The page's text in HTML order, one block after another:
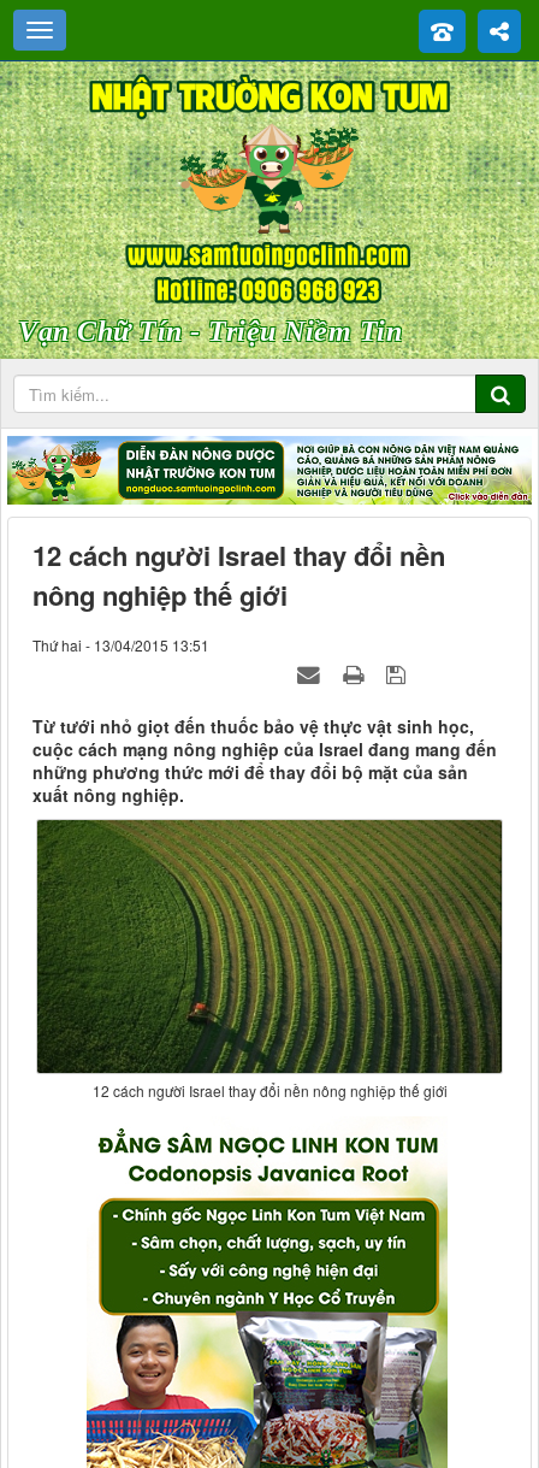
Vạn Chữ Tín - Triệu Niềm Tin
12 cách người Israel thay đổi nền
nông nghiệp thế giới
Thứ hai - 13/04/2015 13:51
Từ tưới nhỏ giọt đến thuốc bảo vệ thực vật sinh học,
cuộc cách mạng nông nghiệp của Israel đang mang đến
những phương thức mới để thay đổi bộ mặt của sản
xuất nông nghiệp.
12 cách người Israel thay đổi nền nông nghiệp thế giới